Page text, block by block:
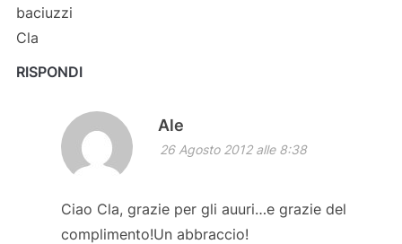
baciuzzi
Cla
RISPONDI
Ale
26 Agosto 2012 alle 8:38
Ciao Cla, grazie per gli auuri…e grazie del
complimento!Un abbraccio!